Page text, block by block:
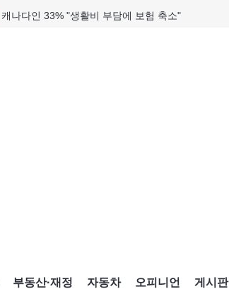
캐나다인 33% "생활비 부담에 보험 축소"
부동산·재정 자동차 오피니언 게시판